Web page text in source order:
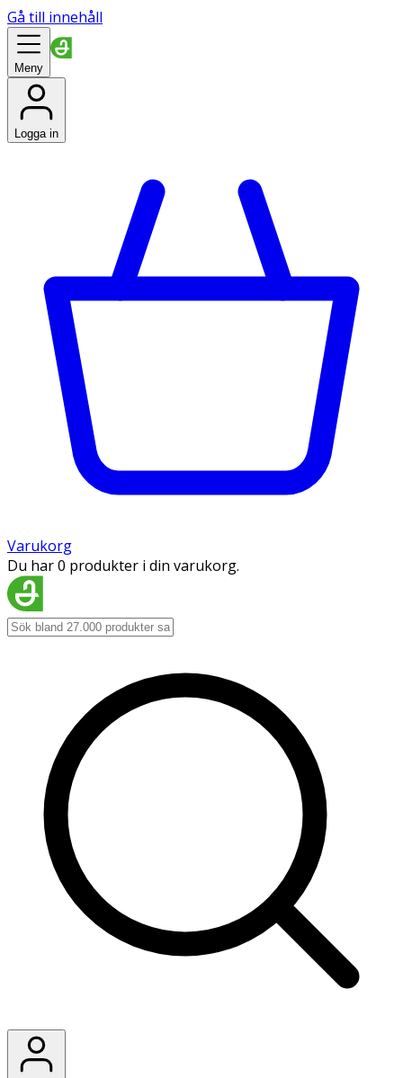
Gå till innehåll
Meny
Logga in
Varukorg
Du har 0 produkter i din varukorg.